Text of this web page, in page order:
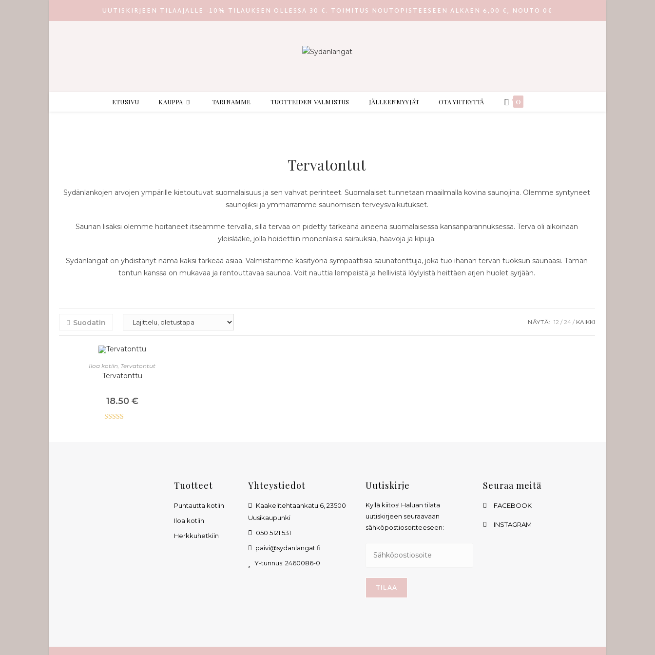
UUTISKIRJEEN TILAAJALLE -10% TILAUKSEN OLLESSA 30 €. TOIMITUS NOUTOPISTEESEEN ALKAEN 6,00 €, NOUTO 0€
ETUSIVU KAUPPA TARINAMME TUOTTEIDEN VALMISTUS JÄLLEENMYYJÄT OTA YHTEYTTÄ 0
Tervatontut
Sydänlankojen arvojen ympärille kietoutuvat suomalaisuus ja sen vahvat perinteet. Suomalaiset tunnetaan maailmalla kovina saunojina. Olemme syntyneet
saunojiksi ja ymmärrämme saunomisen terveysvaikutukset.
Saunan lisäksi olemme hoitaneet itseämme tervalla, sillä tervaa on pidetty tärkeänä aineena suomalaisessa kansanparannuksessa. Terva oli aikoinaan
yleislääke, jolla hoidettiin monenlaisia sairauksia, haavoja ja kipuja.
Sydänlangat on yhdistänyt nämä kaksi tärkeää asiaa. Valmistamme käsityönä sympaattisia saunatonttuja, joka tuo ihanan tervan tuoksun saunaasi. Tämän
tontun kanssa on mukavaa ja rentouttavaa saunoa. Voit nauttia lempeistä ja hellivistä löylyistä heittäen arjen huolet syrjään.
Suodatin NÄYTÄ: 12 24 KAIKKI
LISÄÄ OSTOSKORIIN
Iloa kotiin, Tervatontut
Tervatonttu
18.50 €
Tuotteet
Puhtautta kotiin
Iloa kotiin
Herkkuhetkiin
Yhteystiedot
Kaakelitehtaankatu 6, 23500
Uusikaupunki
050 5121 531
paivi@sydanlangat.fi
Y-tunnus: 2460086-0
Uutiskirje
Kyllä kiitos! Haluan tilata
uutiskirjeen seuraavaan
sähköpostiosoitteeseen:
Seuraa meitä
FACEBOOK
INSTAGRAM